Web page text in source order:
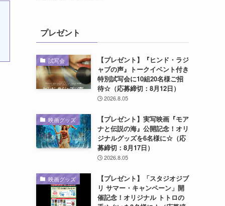
プレゼント
試写会
【プレゼント】『ヒンド・ラジ
ャブの声』トークイベント付き
特別試写会に10組20名様ご招
待☆（応募締切：8月12日）
2026.8.05
映画グッズ
【プレゼント】実写映画『モア
ナと伝説の海』公開記念！オリ
ジナルグッズを6名様に☆（応
募締切：8月17日）
2026.8.05
映画グッズ
【プレゼント】「スタジオジブ
リ サマー・キャンペーン」開
催記念！オリジナル トトロの